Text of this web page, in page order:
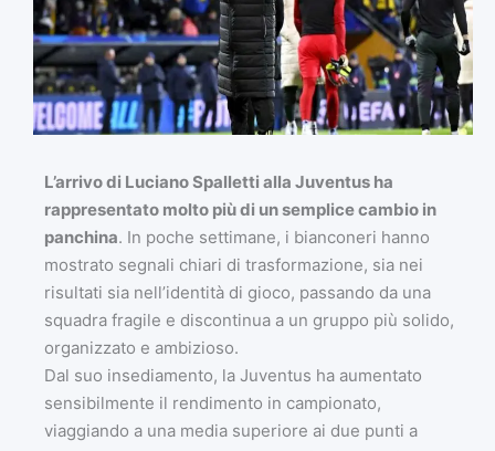
L’arrivo di Luciano Spalletti alla Juventus ha
rappresentato molto più di un semplice cambio in
panchina. In poche settimane, i bianconeri hanno
mostrato segnali chiari di trasformazione, sia nei
risultati sia nell’identità di gioco, passando da una
squadra fragile e discontinua a un gruppo più solido,
organizzato e ambizioso.
Dal suo insediamento, la Juventus ha aumentato
sensibilmente il rendimento in campionato,
viaggiando a una media superiore ai due punti a